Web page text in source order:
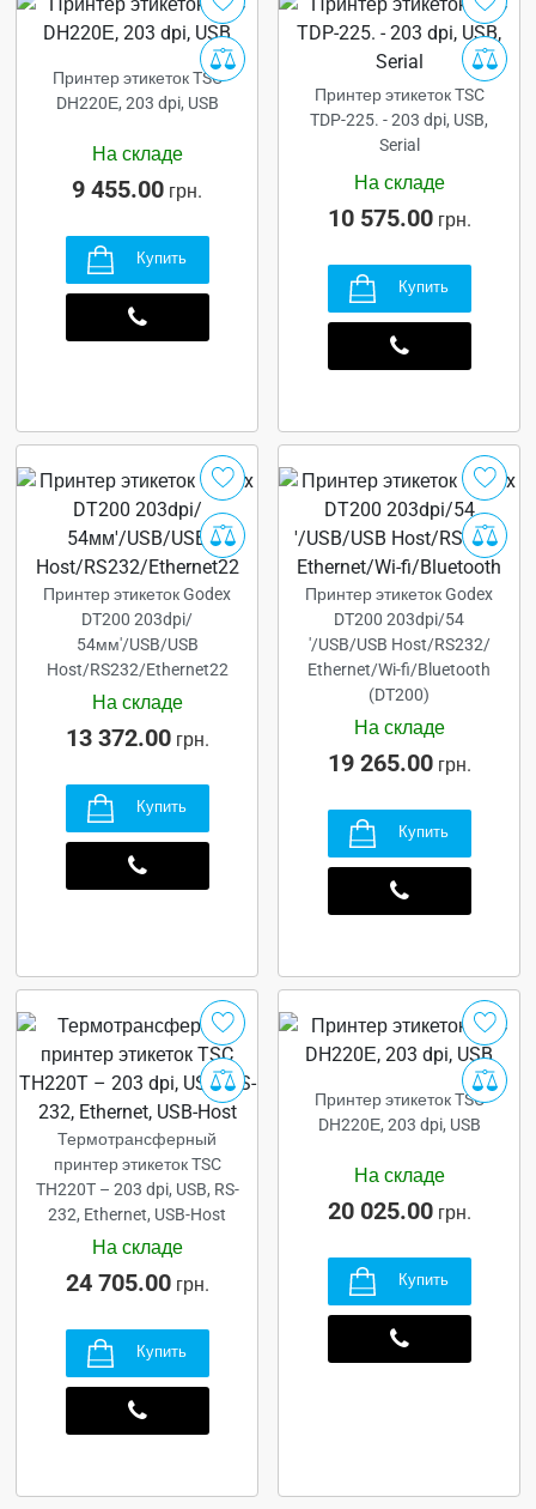
Принтер этикеток TSC
DH220Е, 203 dpi, USB
На складе
9 455.00 грн.
Купить
Принтер этикеток TSC
TDP-225. - 203 dpi, USB,
Serial
На складе
10 575.00грн.
Купить
Принтер этикеток Godex
DT200 203dpi/
54мм'/USB/USB
Host/RS232/Ethernet22
На складе
13 372.00грн.
Купить
Принтер этикеток Godex
DT200 203dpi/54
'/USB/USB Host/RS232/
Ethernet/Wi-fi/Bluetooth
(DT200)
На складе
19 265.00грн.
Купить
Термотрансферный
принтер этикеток TSC
TH220T – 203 dpi, USB, RS-
232, Ethernet, USB-Host
На складе
24 705.00грн.
Купить
Принтер этикеток TSC
DH220Е, 203 dpi, USB
На складе
20 025.00грн.
Купить